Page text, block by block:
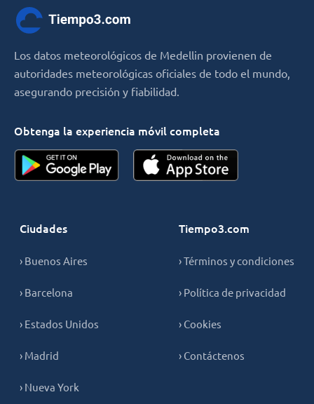
Los datos meteorológicos de Medellin provienen de
autoridades meteorológicas oficiales de todo el mundo,
asegurando precisión y fiabilidad.
Obtenga la experiencia móvil completa
Ciudades
› Buenos Aires
› Barcelona
› Estados Unidos
› Madrid
› Nueva York
Tiempo3.com
› Términos y condiciones
› Política de privacidad
› Cookies
› Contáctenos